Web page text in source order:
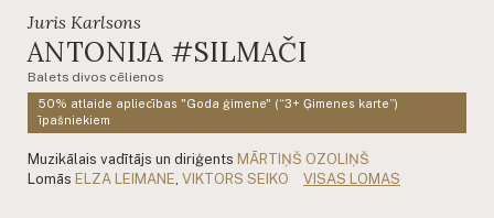
Juris Karlsons
ANTONIJA #SILMAČI
Balets divos cēlienos
50% atlaide apliecības "Goda ģimene" (“3+ Ģimenes karte”)
īpašniekiem
Muzikālais vadītājs un diriģents MĀRTIŅŠ OZOLIŅŠ
Lomās ELZA LEIMANE VIKTORS SEIKO VISAS LOMAS